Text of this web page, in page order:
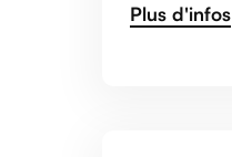
Plus d'infos